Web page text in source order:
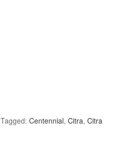
Tagged:Centennial,Citra,Citra